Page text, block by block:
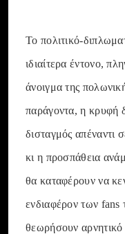
Το πολιτικό-
ιδιαίτερα έντονο,
άνοιγμα της
παράγοντα, η κρυφή
δισταγμός απέναντι
κι η προσπάθεια
θα καταφέρουν να
ενδιαφέρον των fans
θεωρήσουν αρνητικό